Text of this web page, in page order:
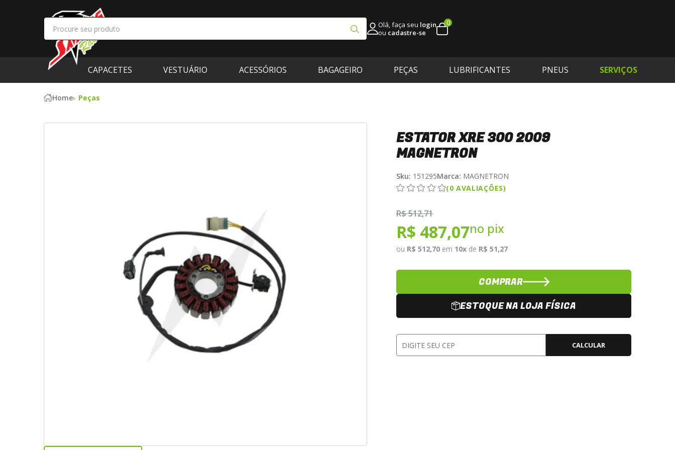
Olá, faça seu login
ou cadastre-se
0
CAPACETES VESTUÁRIO ACESSÓRIOS BAGAGEIRO PEÇAS LUBRIFICANTES PNEUS SERVIÇOS
Home Peças
ESTATOR XRE 300 2009
MAGNETRON
Sku: 151295Marca: MAGNETRON
(0 AVALIAÇÕES)
R$ 512,71
R$ 487,07no pix
ou R$ 512,70 em 10x de R$ 51,27
COMPRAR
ESTOQUE NA LOJA FÍSICA
CALCULAR